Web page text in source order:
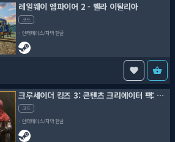
레일웨이 엠파이어 2 - 벨라 이탈리아
코드
인터페이스/자막 한글
크루세이더 킹즈 3: 콘텐츠 크리에이터 팩: 극지 의상
코드
인터페이스/자막 한글